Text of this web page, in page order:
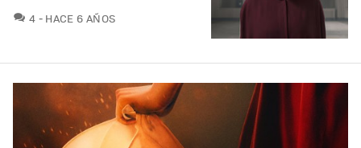
4 COMENTARIOS
HACE 6 AÑOS